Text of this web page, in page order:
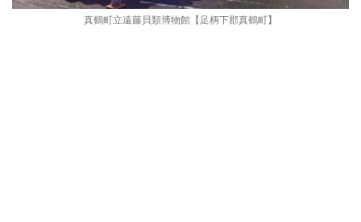
真鶴町立遠藤貝類博物館【足柄下郡真鶴町】